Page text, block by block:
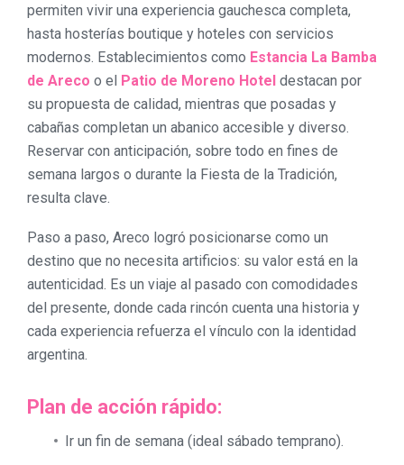
permiten vivir una experiencia gauchesca completa,
hasta hosterías boutique y hoteles con servicios
modernos. Establecimientos como Estancia La Bamba
de Areco o el Patio de Moreno Hotel destacan por
su propuesta de calidad, mientras que posadas y
cabañas completan un abanico accesible y diverso.
Reservar con anticipación, sobre todo en fines de
semana largos o durante la Fiesta de la Tradición,
resulta clave.
Paso a paso, Areco logró posicionarse como un
destino que no necesita artificios: su valor está en la
autenticidad. Es un viaje al pasado con comodidades
del presente, donde cada rincón cuenta una historia y
cada experiencia refuerza el vínculo con la identidad
argentina.
Plan de acción rápido:
Ir un fin de semana (ideal sábado temprano).